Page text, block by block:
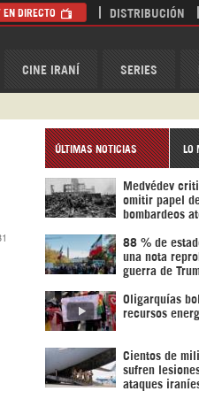
CINE IRANÍ SERIES
EN DIRECTO DISTRIBUCIÓN
ÚLTIMAS NOTICIAS LO
Medvédev
omitir papel
bombardeos
88 % de
una nota
guerra de
Oligarquías
recursos
Cientos de
sufren
ataques